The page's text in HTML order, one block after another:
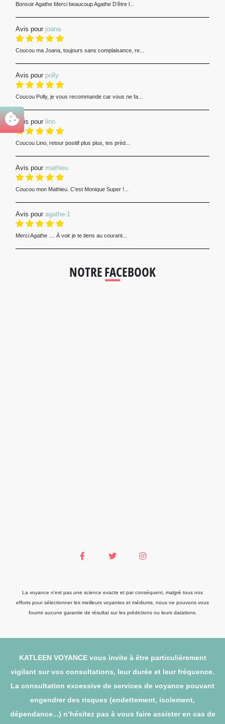
Bonsoir Agathe Merci beaucoup Agathe D’être l...
Avis pour joana
Coucou ma Joana, toujours sans complaisance, re...
Avis pour polly
Coucou Polly, je vous recommande car vous ne fa...
Avis pour lino
Coucou Lino, retour positif plus plus, tes préd...
Avis pour mathieu
Coucou mon Mathieu. C’est Monique Super !...
Avis pour agathe-1
Merci Agathe .... À voir je te tiens au courant...
NOTRE FACEBOOK
La voyance n'est pas une science exacte et par conséquent, malgré tous nos
efforts pour sélectionner les meilleurs voyantes et médiums, nous ne pouvons vous
fournir aucune garantie de résultat sur les prédictions ou leurs datations.
KATLEEN VOYANCE vous invite à être particulièrement
vigilant sur vos consultations, leur durée et leur fréquence.
La consultation excessive de services de voyance pouvant
engendrer des risques (endettement, isolement,
dépendance...) n’hésitez pas à vous faire assister en cas de